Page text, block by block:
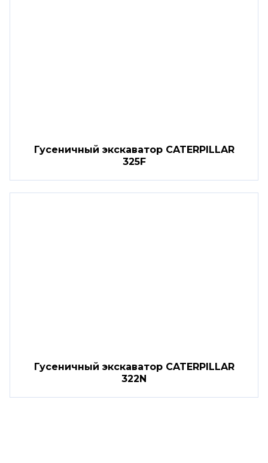
Гусеничный экскаватор CATERPILLAR
325F
Гусеничный экскаватор CATERPILLAR
322N